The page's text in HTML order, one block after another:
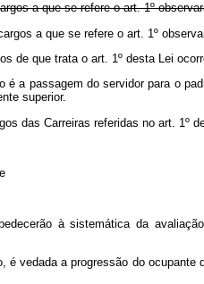
a que se refere o art. 1º
a que se refere o art. 1º
de que trata o art. 1º desta Lei
é a passagem do servidor para o
superior.
das Carreiras referidas no art. 1º
à sistemática da
é vedada a progressão do